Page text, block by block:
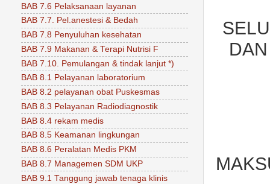
BAB 7.6 Pelaksanaan layanan
BAB 7.7. Pel.anestesi & Bedah
BAB 7.8 Penyuluhan kesehatan
BAB 7.9 Makanan & Terapi Nutrisi F
BAB 7.10. Pemulangan & tindak lanjut *)
BAB 8.1 Pelayanan laboratorium
BAB 8.2 pelayanan obat Puskesmas
BAB 8.3 Pelayanan Radiodiagnostik
BAB 8.4 rekam medis
BAB 8.5 Keamanan lingkungan
BAB 8.6 Peralatan Medis PKM
BAB 8.7 Managemen SDM UKP
BAB 9.1 Tanggung jawab tenaga klinis